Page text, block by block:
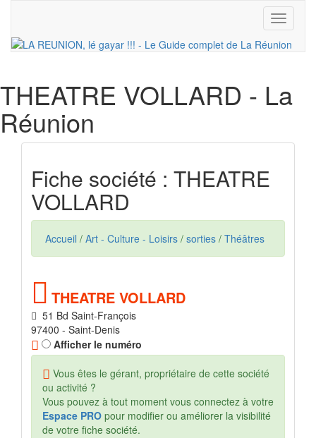
Toggle
THEATRE VOLLARD - La
Réunion
Fiche société : THEATRE
VOLLARD
Accueil / Art - Culture - Loisirs / sorties / Théâtres
THEATRE VOLLARD
51 Bd Saint-François
97400 - Saint-Denis
Afficher le numéro
Vous êtes le gérant, propriétaire de cette société
ou activité ?
Vous pouvez à tout moment vous connectez à votre
Espace PRO pour modifier ou améliorer la visibilité
de votre fiche société.